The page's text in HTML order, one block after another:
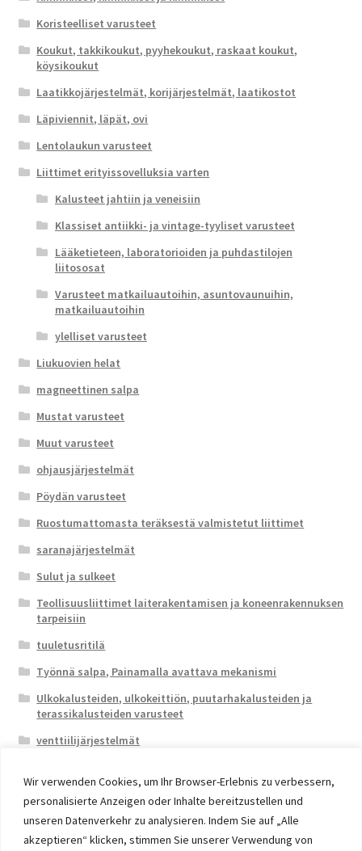
Wir verwenden Cookies, um Ihr Browser-Erlebnis zu verbessern,
personalisierte Anzeigen oder Inhalte bereitzustellen und
unseren Datenverkehr zu analysieren. Indem Sie auf „Alle
akzeptieren“ klicken, stimmen Sie unserer Verwendung von
Koristeelliset varusteet
Koukut, takkikoukut, pyyhekoukut, raskaat koukut,
köysikoukut
Laatikkojärjestelmät, korijärjestelmät, laatikostot
Läpiviennit, läpät, ovi
Lentolaukun varusteet
Liittimet erityissovelluksia varten
Kalusteet jahtiin ja veneisiin
Klassiset antiikki- ja vintage-tyyliset varusteet
Lääketieteen, laboratorioiden ja puhdastilojen
liitososat
Varusteet matkailuautoihin, asuntovaunuihin,
matkailuautoihin
ylelliset varusteet
Liukuovien helat
magneettinen salpa
Mustat varusteet
Muut varusteet
ohjausjärjestelmät
Pöydän varusteet
Ruostumattomasta teräksestä valmistetut liittimet
saranajärjestelmät
Sulut ja sulkeet
Teollisuusliittimet laiterakentamisen ja koneenrakennuksen
tarpeisiin
tuuletusritilä
Työnnä salpa, Painamalla avattava mekanismi
Ulkokalusteiden, ulkokeittiön, puutarhakalusteiden ja
terassikalusteiden varusteet
venttiilijärjestelmät